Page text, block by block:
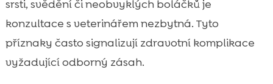
srsti, svědění či neobvyklých boláčků je
konzultace s veterinářem nezbytná. Tyto
příznaky často signalizují zdravotní komplikace
vyžadující odborný zásah.